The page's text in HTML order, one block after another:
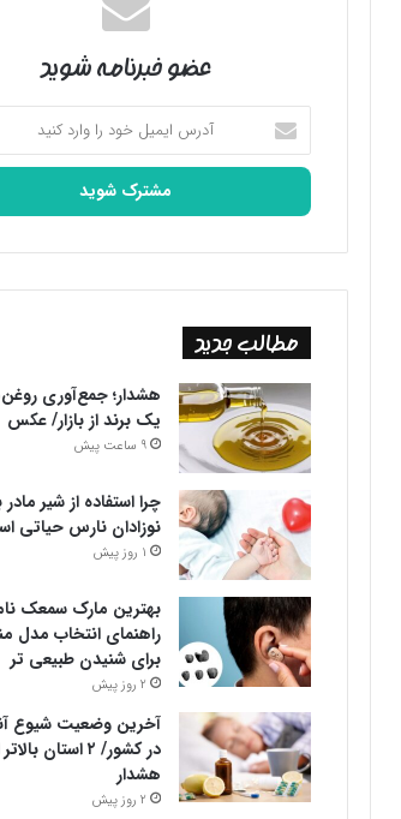
عضو خبرنامه شوید
آدرس
ایمیل
خود
وارد
مطالب جدید
هشدار؛ جمع‌آوری
یک برند از بازار/ عکس
9 ساعت پیش
چرا استفاده از شیر مادر
نوزادان نارس حیاتی
1 روز پیش
بهترین مارک سمعک
راهنمای انتخاب مدل
برای شنیدن طبیعی تر
2 روز پیش
آخرین وضعیت شیوع
در کشور/ ۲ استان
هشدار
2 روز پیش